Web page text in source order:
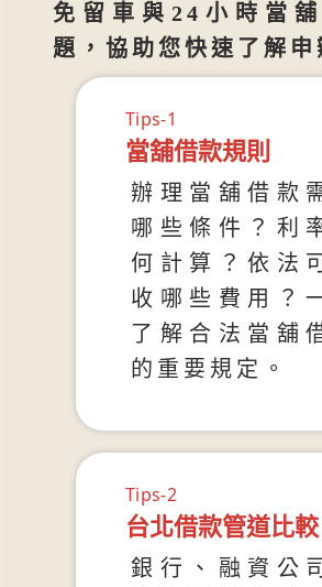
免留車與24小時當
題，協助您快速了解申
Tips-1
當舖借款規則
辦理當舖借款
哪些條件？利
何計算？依法
收哪些費用？
了解合法當舖
的重要規定。
Tips-2
台北借款管道比較
銀行、融資公